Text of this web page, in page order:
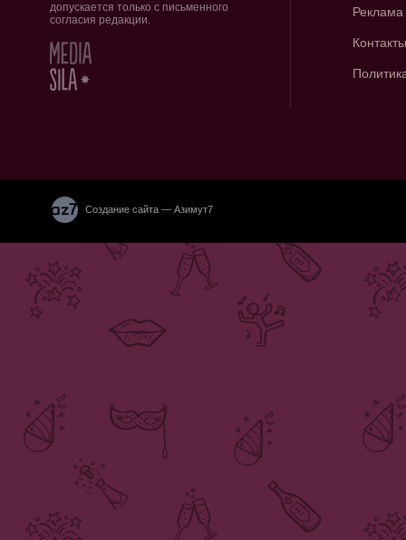
допускается только с письменного
согласия редакции.
Реклама
Контакты
Создание сайта — Азимут7